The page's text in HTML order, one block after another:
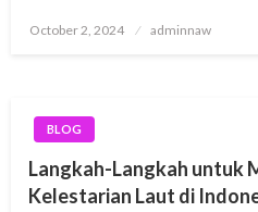
Posted
October 2, 2024 adminnaw
BLOG
Langkah-Langkah untuk
Kelestarian Laut di